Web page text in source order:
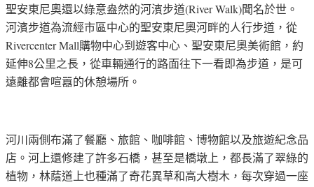
聖安東尼奧還以綠意盎然的河濱步道(River Walk)聞名於世。
河濱步道為流經市區中心的聖安東尼奧河畔的人行步道，從
Rivercenter Mall購物中心到遊客中心、聖安東尼奧美術館，約
延伸8公里之長，從車輛通行的路面往下一看即為步道，是可
遠離都會喧囂的休憩場所。
河川兩側布滿了餐廳、旅館、咖啡館、博物館以及旅遊紀念品
店。河上還修建了許多石橋，甚至是橋墩上，都長滿了翠綠的
植物，林蔭道上也種滿了奇花異草和高大樹木，每次穿過一座